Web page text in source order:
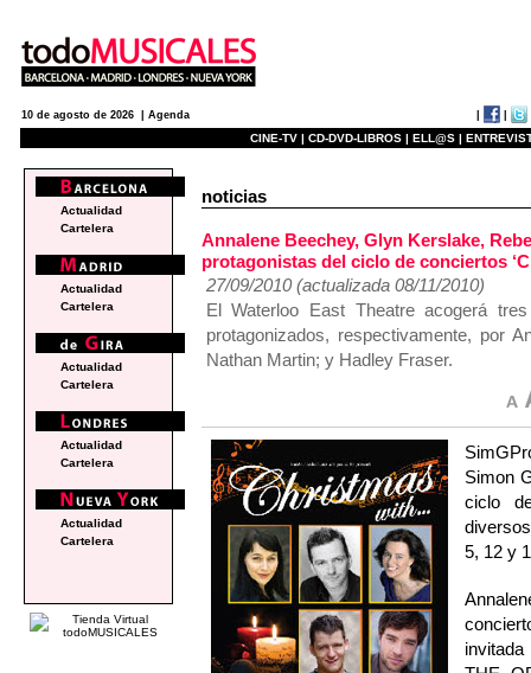
10 de agosto de 2026 | Agenda
CINE-TV | CD-DVD-LIBROS | ELL@S |
noticias
Annalene Beechey, Glyn Kerslake,
protagonistas del ciclo de conciertos
27/09/2010 (actualizada 08/11/2010)
El Waterloo East Theatre acogerá
protagonizados, respectivamente, por
Nathan Martin; y Hadley Fraser.
Simon
ciclo
5, 12 y
Actualidad
Cartelera
Actualidad
Cartelera
Actualidad
Cartelera
Actualidad
Cartelera
Actualidad
Cartelera